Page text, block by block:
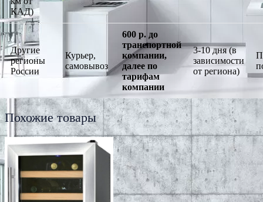
КАД)
Другие
регионы
России
Курьер,
самовывоз
600 р. до
транспортной
компании,
далее по
тарифам
компании
3-10 дня (в
зависимости
от региона)
Похожие товары